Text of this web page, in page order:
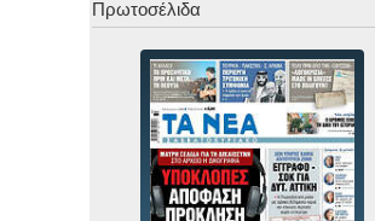
Πρωτοσέλιδα